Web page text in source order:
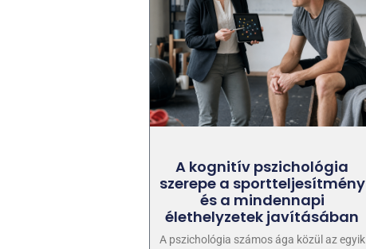
A kognitív pszichológia
szerepe a sportteljesítmény
és a mindennapi
élethelyzetek javításában
A pszichológia számos ága közül az egyik